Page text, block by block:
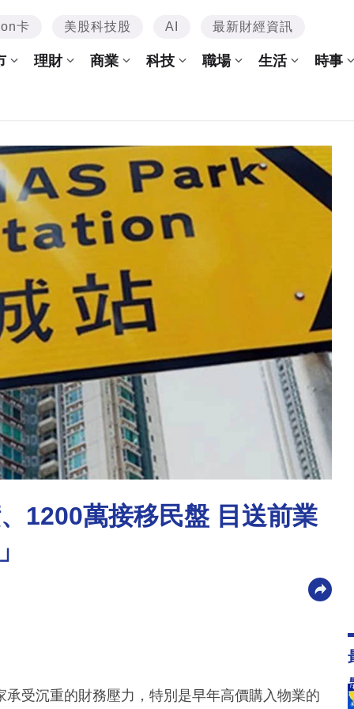
卡 美股科技股 AI 最新財經資訊
理財 商業 科技 職場 生活 時事
1200萬接移民盤 目送前業
受沉重的財務壓力，特別是早年高價購入物業的